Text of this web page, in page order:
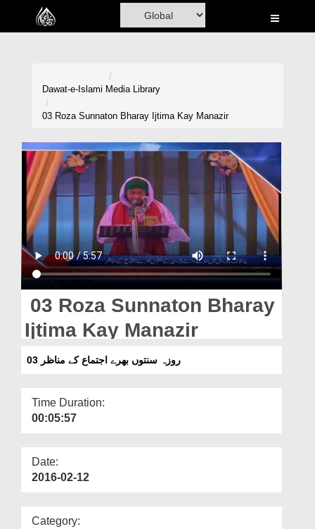
Home
Volunteer Portal
Rohani Ilaj
Donation
Blog
Magazine
Dawat-e-Islami Media Library
03 Roza Sunnaton Bharay Ijtima Kay Manazir
03 Roza Sunnaton Bharay
Ijtima Kay Manazir
03 روزہ سنتوں بھرے اجتماع کے مناظر
Time Duration:
00:05:57
Date:
2016-02-12
Category: